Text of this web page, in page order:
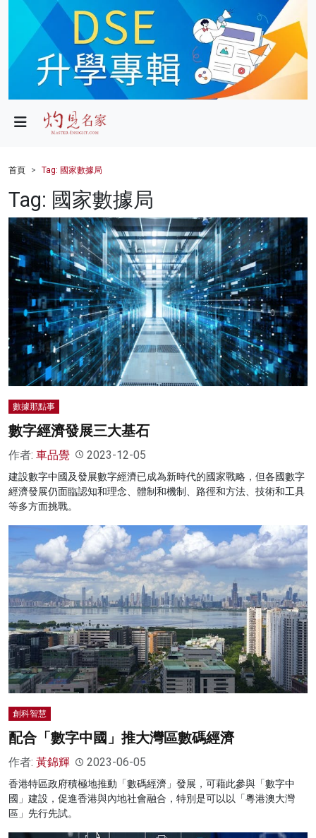
政局
財經
健康
商業
科技
影片
名家榜
灼見活動
首頁 Tag: 國家數據局
Tag: 國家數據局
數據那點事
數字經濟發展三大基石
作者: 車品覺 2023-12-05
建設數字中國及發展數字經濟已成為新時代的國家戰略，但各國數字
經濟發展仍面臨認知和理念、體制和機制、路徑和方法、技術和工具
等多方面挑戰。
創科智慧
配合「數字中國」推大灣區數碼經濟
作者: 黃錦輝 2023-06-05
香港特區政府積極地推動「數碼經濟」發展，可藉此參與「數字中
國」建設，促進香港與內地社會融合，特別是可以以「粵港澳大灣
區」先行先試。